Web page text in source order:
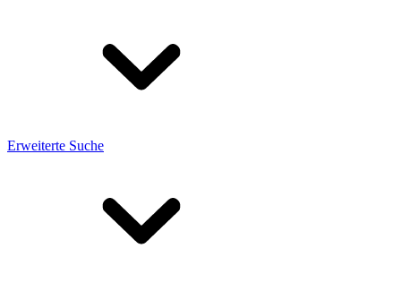
Erweiterte Suche